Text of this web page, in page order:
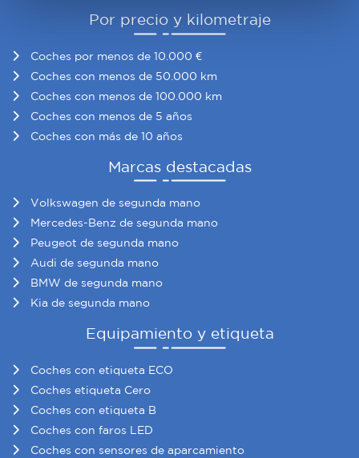
Obtenga más información sobre cómo se procesan sus
sección de datos. Puede cambiar o retirar su
consentimiento en cualquier momento en la Declaración
de cookies.
Las cookies de este sitio web se usan para personalizar
sociales y analizar el tráfico. Además, compartimos
que les haya proporcionado o que hayan recopilado a
partir del uso que haya hecho de sus servicios.
Por precio y kilometraje
Coches por menos de 10.000 €
Coches con menos de 50.000 km
Coches con menos de 100.000 km
Coches con menos de 5 años
Coches con más de 10 años
Marcas destacadas
Volkswagen de segunda mano
Mercedes-Benz de segunda mano
Peugeot de segunda mano
Audi de segunda mano
BMW de segunda mano
Kia de segunda mano
Equipamiento y etiqueta
Coches con etiqueta ECO
Coches etiqueta Cero
Coches con etiqueta B
Coches con faros LED
Coches con sensores de aparcamiento